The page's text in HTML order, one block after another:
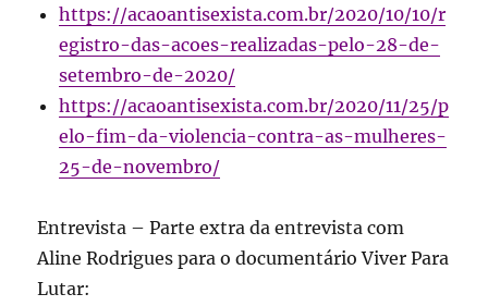
https://acaoantisexista.com.br/2020/10/10/r
egistro-das-acoes-realizadas-pelo-28-de-
setembro-de-2020/
https://acaoantisexista.com.br/2020/11/25/p
elo-fim-da-violencia-contra-as-mulheres-
25-de-novembro/
Entrevista – Parte extra da entrevista com
Aline Rodrigues para o documentário Viver Para
Lutar: